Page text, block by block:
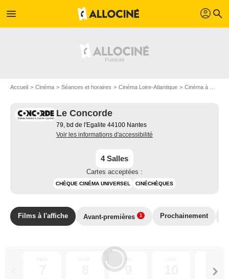
menu profil search
Accueil Cinéma Séances et horaires Cinéma Loire-Atlantique Cinéma à Nantes
Le Concorde
79, bd de l'Egalite 44100 Nantes
Voir les informations d'accessibilité
4 Salles
Cartes acceptées :
CHÈQUE CINÉMA UNIVERSEL CINÉCHÈQUES
Films à l'affiche Avant-premières 1 Prochainement
9 11